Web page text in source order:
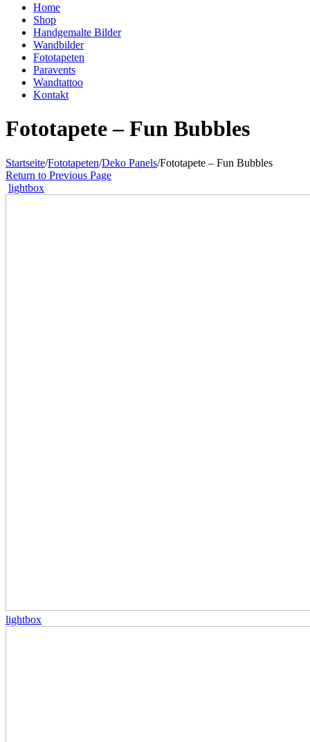
Home
Shop
Handgemalte Bilder
Wandbilder
Fototapeten
Paravents
Wandtattoo
Kontakt
Fototapete – Fun Bubbles
Startseite/Fototapeten/Deko Panels/Fototapete – Fun Bubbles
Return to Previous Page
lightbox
lightbox